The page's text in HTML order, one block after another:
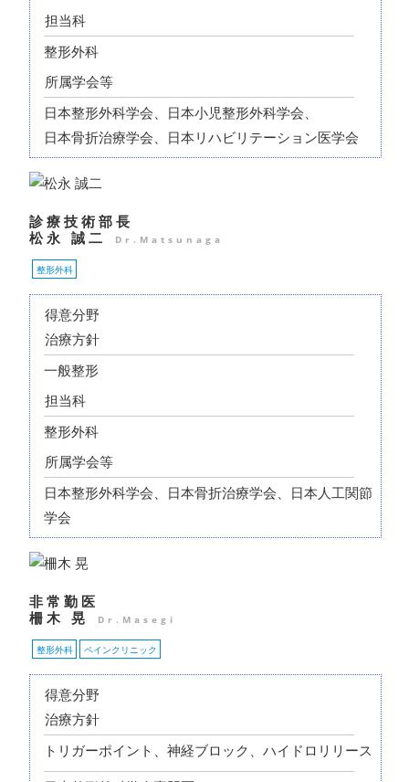
担当科
整形外科
所属学会等
日本整形外科学会、日本小児整形外科学会、
日本骨折治療学会、日本リハビリテーション医学会
診療技術部長
松永 誠二
Dr.Matsunaga
整形外科
得意分野
治療方針
一般整形
担当科
整形外科
所属学会等
日本整形外科学会、日本骨折治療学会、日本人工関節
学会
非常勤医
柵木 晃
Dr.Masegi
整形外科 ペインクリニック
得意分野
治療方針
トリガーポイント、神経ブロック、ハイドロリリース